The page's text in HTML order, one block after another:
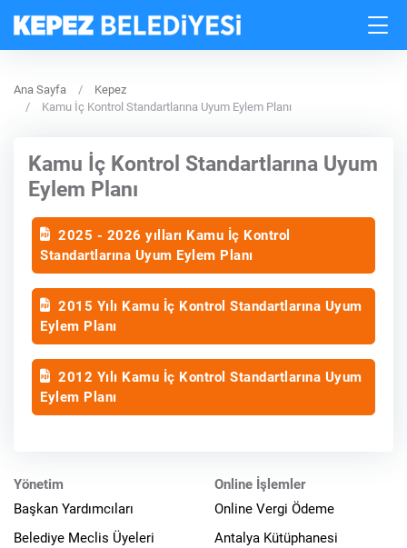
Ana Sayfa
Kepez
Kamu İç Kontrol Standartlarına Uyum Eylem Planı
Kamu İç Kontrol Standartlarına Uyum
Eylem Planı
2025 - 2026 yılları Kamu İç Kontrol
Standartlarına Uyum Eylem Planı
2015 Yılı Kamu İç Kontrol Standartlarına Uyum
Eylem Planı
2012 Yılı Kamu İç Kontrol Standartlarına Uyum
Eylem Planı
Yönetim
Başkan Yardımcıları
Belediye Meclis Üyeleri
Online İşlemler
Online Vergi Ödeme
Antalya Kütüphanesi